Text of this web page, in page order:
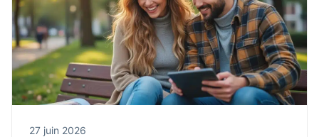
27 juin 2026